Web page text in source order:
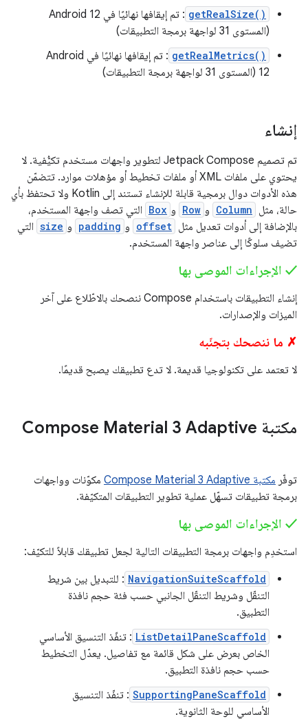
getRealSize()
: تم إيقافها نهائيًا في Android 12
(المستوى 31 لواجهة برمجة التطبيقات)
getRealMetrics()
: تم إيقافها نهائيًا في Android
12 (المستوى 31 لواجهة برمجة التطبيقات)
إنشاء
تم تصميم Jetpack Compose لتطوير واجهات مستخدم تكيُّفية. لا
يحتوي على ملفات XML أو ملفات تخطيط أو مؤهلات موارد. تتضمّن
هذه الأدوات دوال برمجية قابلة للإنشاء تستند إلى Kotlin ولا تحتفظ بأي
حالة، مثل Column و Row و Box التي تصف واجهة المستخدم،
بالإضافة إلى أدوات تعديل مثل offset و padding و size التي
تضيف سلوكًا إلى عناصر واجهة المستخدم.
‫✓ الإجراءات الموصى بها
إنشاء التطبيقات باستخدام Compose ننصحك بالاطّلاع على آخر
الميزات والإصدارات.
✗ ما ننصحك بتجنّبه
لا تعتمد على تكنولوجيا قديمة. لا تدع تطبيقك يصبح قديمًا.
مكتبة Compose Material 3 Adaptive
توفّر مكتبة Compose Material 3 Adaptive
مكوّنات وواجهات
برمجة تطبيقات تسهّل عملية تطوير التطبيقات المتكيّفة.
‫✓ الإجراءات الموصى بها
استخدِم واجهات برمجة التطبيقات التالية لجعل تطبيقك قابلاً للتكيّف:
NavigationSuiteScaffold : للتبديل بين شريط
التنقّل وشريط التنقّل الجانبي حسب فئة حجم نافذة
التطبيق.
ListDetailPaneScaffold : تنفّذ التنسيق الأساسي
الخاص بعرض على شكل قائمة مع تفاصيل. يعدّل التخطيط
حسب حجم نافذة التطبيق.
SupportingPaneScaffold : تنفّذ التنسيق
الأساسي للوحة الثانوية.